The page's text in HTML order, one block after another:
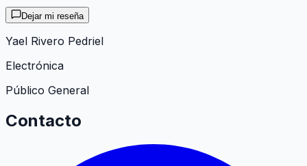
Dejar mi reseña
Yael Rivero Pedriel
Electrónica
Público General
Contacto